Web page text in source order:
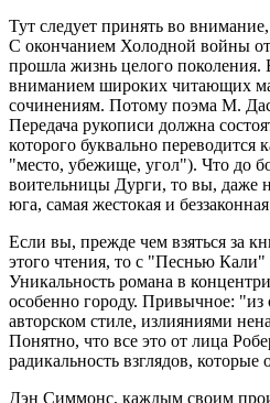
Тут следует принять во
С окончанием Холодной войны
прошла жизнь целого поколения.
вниманием широких читающих
сочинениям. Потому поэма М.
Передача рукописи должна
которого буквально
"место, убежище, угол"). Что до
воительницы Дурги, то вы, даже
юга, самая жестокая и
Если вы, прежде чем взяться за
этого чтения, то с "Песнью Кали"
Уникальность романа в
особенно городу. Привычное:
авторском стиле, излияниями
Понятно, что все это от лица
радикальность взглядов, которые
Дэн Симмонс, каждым своим